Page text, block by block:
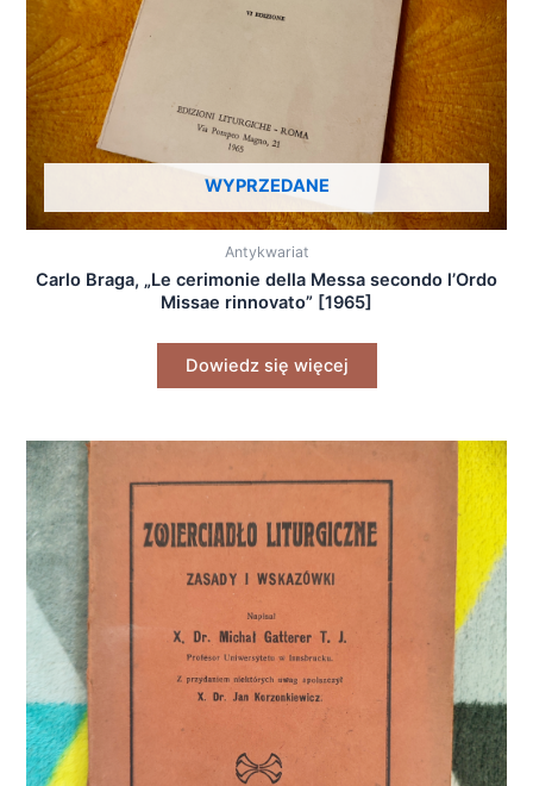
WYPRZEDANE
Antykwariat
Carlo Braga, „Le cerimonie della Messa secondo l’Ordo
Missae rinnovato” [1965]
Dowiedz się więcej